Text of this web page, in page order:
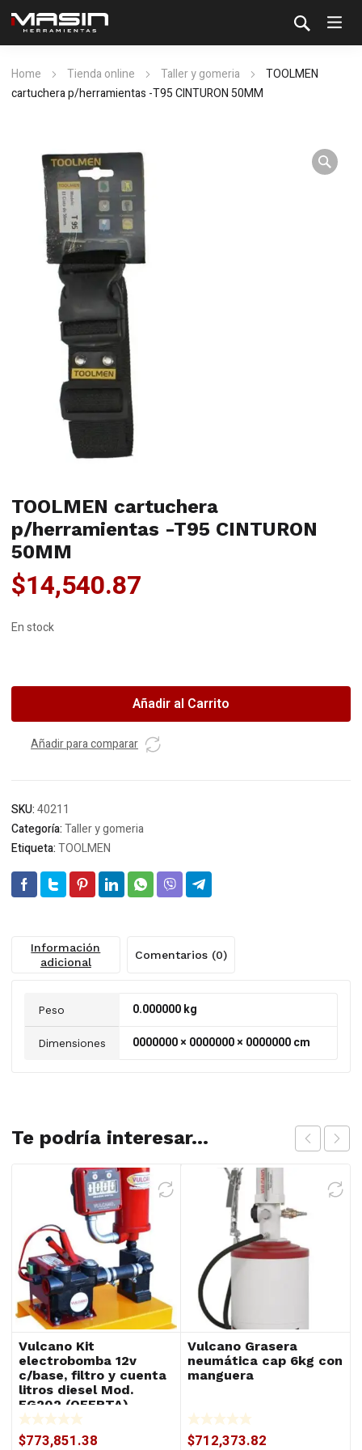
Home Tienda online Taller y gomeria
TOOLMEN
cartuchera p/herramientas -T95 CINTURON 50MM
TOOLMEN cartuchera
p/herramientas -T95 CINTURON
50MM
$14,540.87
En stock
p/herramientas
CINTURON
Añadir al Carrito
Añadir para comparar
SKU:40211
Categoría:Taller y gomeria
Etiqueta:TOOLMEN
Información
adicional
Comentarios (0)
Peso 0.000000 kg
Dimensiones 0000000 × 0000000 × 0000000 cm
Te podría interesar...
Vulcano Kit
electrobomba 12v
c/base, filtro y cuenta
litros diesel Mod.
EG202 (OFERTA)
$773,851.38
Vulcano Grasera
neumática cap 6kg con
manguera
$712,373.82